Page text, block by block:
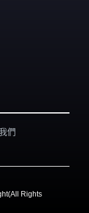
們
Rights